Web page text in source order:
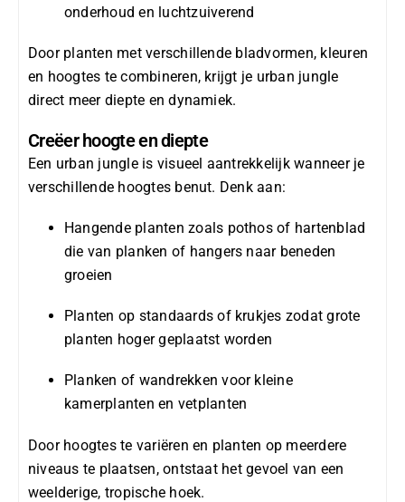
onderhoud en luchtzuiverend
Door planten met verschillende bladvormen, kleuren
en hoogtes te combineren, krijgt je urban jungle
direct meer diepte en dynamiek.
Creëer hoogte en diepte
Een urban jungle is visueel aantrekkelijk wanneer je
verschillende hoogtes benut. Denk aan:
Hangende planten zoals pothos of hartenblad
die van planken of hangers naar beneden
groeien
Planten op standaards of krukjes zodat grote
planten hoger geplaatst worden
Planken of wandrekken voor kleine
kamerplanten en vetplanten
Door hoogtes te variëren en planten op meerdere
niveaus te plaatsen, ontstaat het gevoel van een
weelderige, tropische hoek.